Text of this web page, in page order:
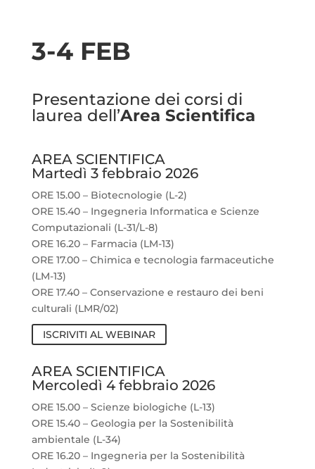
3-4 FEB
Presentazione dei corsi di
laurea dell’Area Scientifica
AREA SCIENTIFICA
Martedì 3 febbraio 2026
ORE 15.00 – Biotecnologie (L-2)
ORE 15.40 – Ingegneria Informatica e Scienze
Computazionali (L-31/L-8)
ORE 16.20 – Farmacia (LM-13)
ORE 17.00 – Chimica e tecnologia farmaceutiche
(LM-13)
ORE 17.40 – Conservazione e restauro dei beni
culturali (LMR/02)
ISCRIVITI AL WEBINAR
AREA SCIENTIFICA
Mercoledì 4 febbraio 2026
ORE 15.00 – Scienze biologiche (L-13)
ORE 15.40 – Geologia per la Sostenibilità
ambientale (L-34)
ORE 16.20 – Ingegneria per la Sostenibilità